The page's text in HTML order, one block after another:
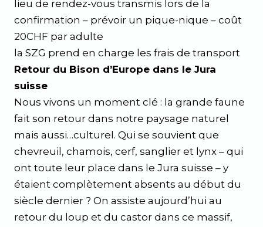
lieu de rendez-vous transmis lors de la
confirmation – prévoir un pique-nique – coût
20CHF par adulte
la SZG prend en charge les frais de transport
Retour du Bison d’Europe dans le Jura
suisse
Nous vivons un moment clé : la grande faune
fait son retour dans notre paysage naturel
mais aussi…culturel. Qui se souvient que
chevreuil, chamois, cerf, sanglier et lynx – qui
ont toute leur place dans le Jura suisse – y
étaient complètement absents au début du
siècle dernier ? On assiste aujourd’hui au
retour du loup et du castor dans ce massif,